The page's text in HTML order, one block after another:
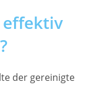
effektiv
der gereinigte